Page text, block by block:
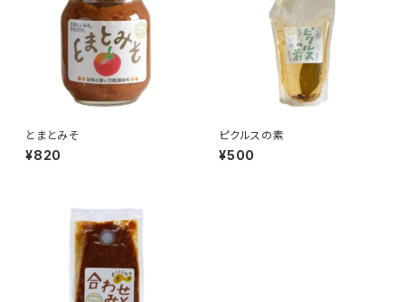
とまとみそ
¥820
ピクルスの素
¥500